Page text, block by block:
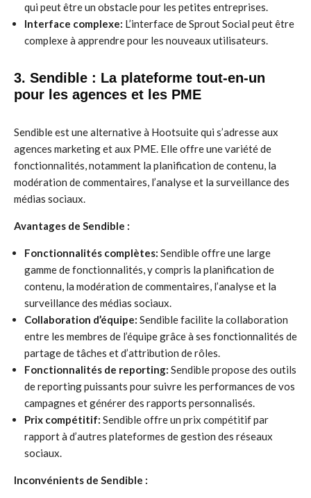
qui peut être un obstacle pour les petites entreprises.
Interface complexe: L’interface de Sprout Social peut être
complexe à apprendre pour les nouveaux utilisateurs.
3. Sendible : La plateforme tout-en-un
pour les agences et les PME
Sendible est une alternative à Hootsuite qui s’adresse aux
agences marketing et aux PME. Elle offre une variété de
fonctionnalités, notamment la planification de contenu, la
modération de commentaires, l’analyse et la surveillance des
médias sociaux.
Avantages de Sendible :
Fonctionnalités complètes: Sendible offre une large
gamme de fonctionnalités, y compris la planification de
contenu, la modération de commentaires, l’analyse et la
surveillance des médias sociaux.
Collaboration d’équipe: Sendible facilite la collaboration
entre les membres de l’équipe grâce à ses fonctionnalités de
partage de tâches et d’attribution de rôles.
Fonctionnalités de reporting: Sendible propose des outils
de reporting puissants pour suivre les performances de vos
campagnes et générer des rapports personnalisés.
Prix compétitif: Sendible offre un prix compétitif par
rapport à d’autres plateformes de gestion des réseaux
sociaux.
Inconvénients de Sendible :